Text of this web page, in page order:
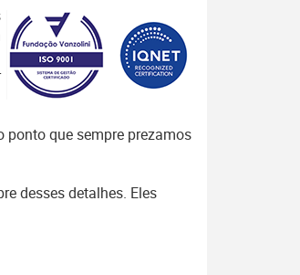
ponto que sempre prezamos
desses detalhes. Eles